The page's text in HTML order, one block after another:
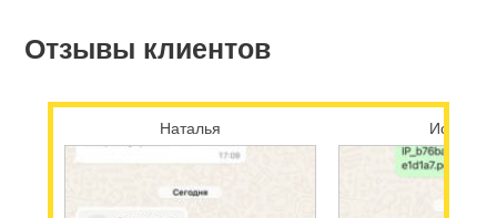
Отзывы клиентов
Наталья